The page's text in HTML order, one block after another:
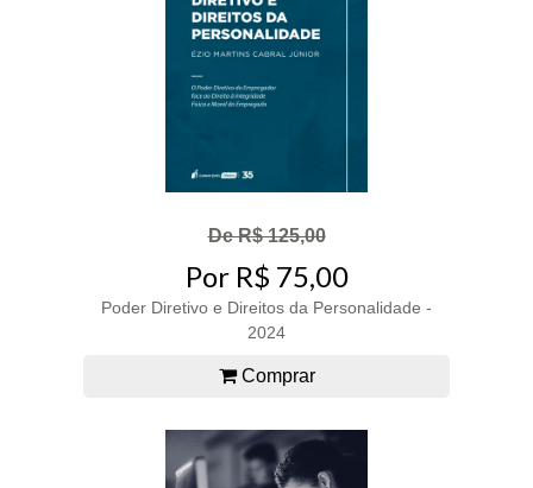
De R$ 125,00
Por R$ 75,00
Poder Diretivo e Direitos da Personalidade -
2024
Comprar